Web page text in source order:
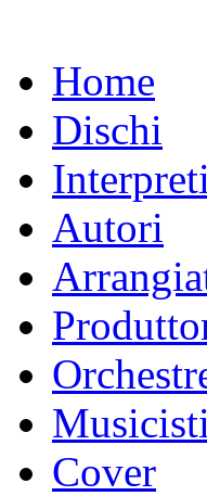
Home
Dischi
Interpreti
Autori
Musicisti
Cover